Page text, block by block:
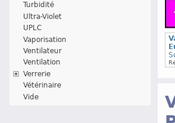
Turbidité
Ultra-Violet
UPLC
Vaporisation
Ventilateur
Ventilation
Verrerie
Vétérinaire
Vide